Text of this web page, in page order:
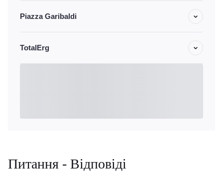
Piazza Garibaldi
TotalErg
Питання - Відповіді